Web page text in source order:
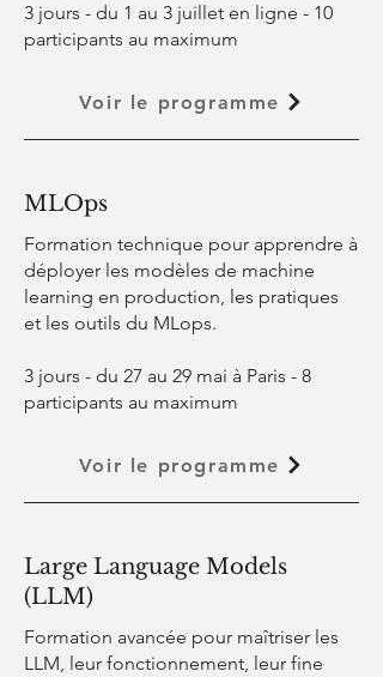
3 jours - du 1 au 3 juillet en ligne - 10
participants au maximum
Voir le programme
MLOps
Formation technique pour apprendre à
déployer les modèles de machine
learning en production, les pratiques
et les outils du MLops.
3 jours - du 27 au 29 mai à Paris - 8
participants au maximum
Voir le programme
Large Language Models
(LLM)
Formation avancée pour maîtriser les
LLM, leur fonctionnement, leur fine